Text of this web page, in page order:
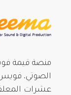
منصة قيمة
الصوتي، فويس
عشرات